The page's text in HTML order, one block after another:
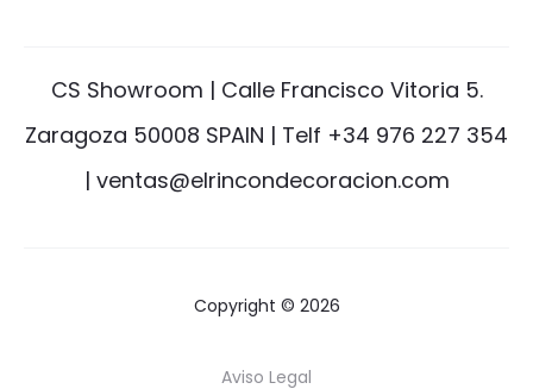
CS Showroom | Calle Francisco Vitoria 5.
Zaragoza 50008 SPAIN | Telf +34 976 227 354
| ventas@elrincondecoracion.com
Copyright © 2026
Aviso Legal